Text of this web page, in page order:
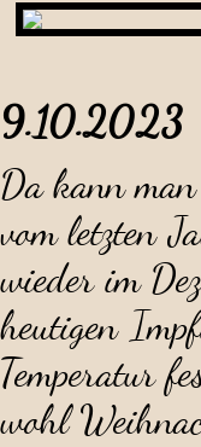
Da kann
vom letzten
wieder im
heutigen
Temperatur
wohl